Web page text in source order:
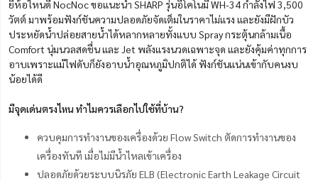
ยี่ห้อไหนดี NocNoc ขอแนะนำ SHARP รุ่นอีโคโนมี WH-34 กำลังไฟ 3,500
วัตต์ มาพร้อมฟังก์ชันความปลอดภัยจัดเต็มในราคาไม่แรง และยังมีฝักบัว
ประหยัดน้ำปล่อยสายน้ำได้หลากหลายทั้งแบบ Spray กระตุ้นกล้ามเนื้อ
Comfort นุ่มนวลสดชื่น และ Jet พลังแรงนวดเฉพาะจุด และยังคุ้มค่าทุกการ
อาบเพราะแม้ไฟดับก็ยังอาบน้ำอุณหภูมิปกติได้ ฟังก์ชันแน่นเข้ากับคนงบ
น้อยได้ดี
มีจุดเด่นตรงไหน ทำไมควรเลือกไปใช้ที่บ้าน?
ควบคุมการทำงานของเครื่องด้วย Flow Switch ตัดการทำงานของ
เครื่องทันที เมื่อไม่มีน้ำไหลเข้าเครื่อง
ปลอดภัยด้วยระบบนิรภัย ELB (Electronic Earth Leakage Circuit